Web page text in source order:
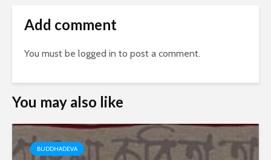
Add comment
You must be logged in to post a comment.
You may also like
BUDDHADEVA